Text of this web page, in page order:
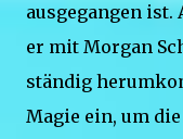
ausgegangen ist.
er mit Morgan
ständig
Magie ein, um